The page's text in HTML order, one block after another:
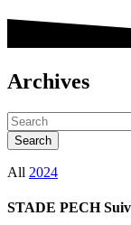
Archives
All 2024
STADE PECH